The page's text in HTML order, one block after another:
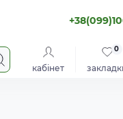
кабінет
0